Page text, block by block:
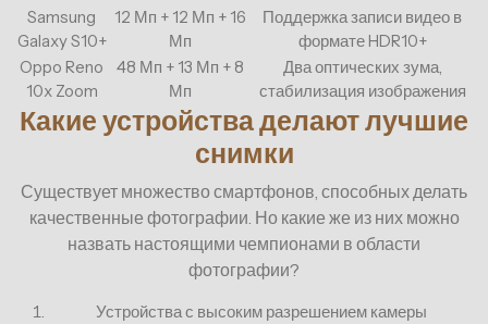
Samsung
Galaxy S10+
12 Мп + 12 Мп + 16
Мп
Поддержка записи видео в
формате HDR10+
Oppo Reno
10x Zoom
48 Мп + 13 Мп + 8
Мп
Два оптических зума,
стабилизация изображения
Какие устройства делают лучшие
снимки
Существует множество смартфонов, способных делать
качественные фотографии. Но какие же из них можно
назвать настоящими чемпионами в области
фотографии?
Устройства с высоким разрешением камеры